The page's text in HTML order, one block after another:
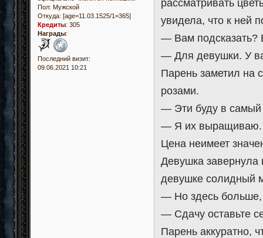
Пол: Мужской
Откуда: [age=11.03.1525/1=365]
Кредиты: 305
Награды:
Последний визит:
09.06.2021 10:21
рассматривать
увидела, что к ней
— Вам подсказать?
— Для девушки. У
Парень заметил на
розами.
— Эти буду в самый
— Я их выращиваю.
Цена неимеет
Девушка завернула
девушке солидный
— Но здесь больше,
— Сдачу оставьте
Парень аккуратно,